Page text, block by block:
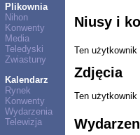
Plikownia
Nihon
Konwenty
Media
Teledyski
Zwiastuny
Kalendarz
Rynek
Konwenty
Wydarzenia
Telewizja
Niusy i
Ten użytkownik
Zdjęcia
Ten